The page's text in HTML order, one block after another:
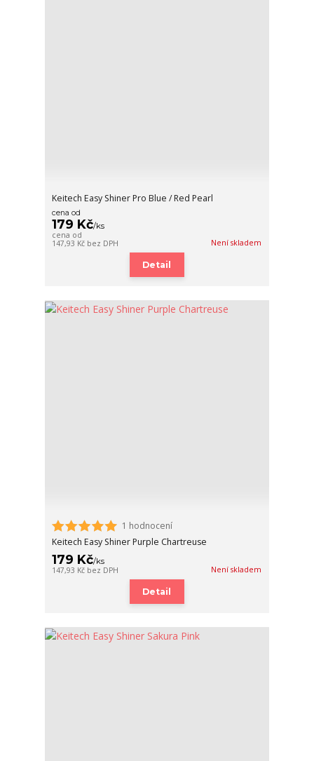
Keitech Easy Shiner Pro Blue / Red Pearl
cena od
179 Kč/ks
cena od
147,93 Kč bez DPH Není skladem
Detail
1 hodnocení
Keitech Easy Shiner Purple Chartreuse
179 Kč/ks
147,93 Kč bez DPH Není skladem
Detail